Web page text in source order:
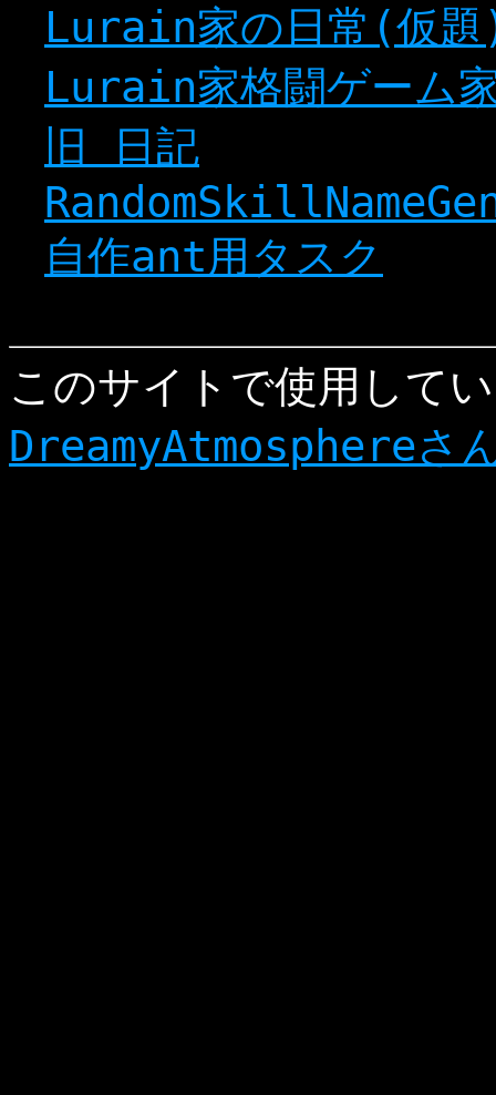
Lurain家の日常(仮
Lurain家格闘ゲーム
旧 日記
自作ant用タスク
このサイトで使用して
DreamyAtmosphereさ